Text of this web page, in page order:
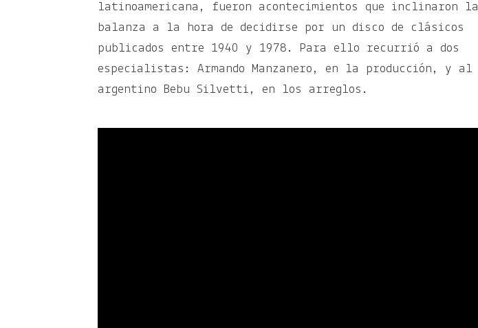
latinoamericana, fueron acontecimientos que inclinaron la
balanza a la hora de decidirse por un disco de clásicos
publicados entre 1940 y 1978. Para ello recurrió a dos
especialistas: Armando Manzanero, en la producción, y al
argentino Bebu Silvetti, en los arreglos.